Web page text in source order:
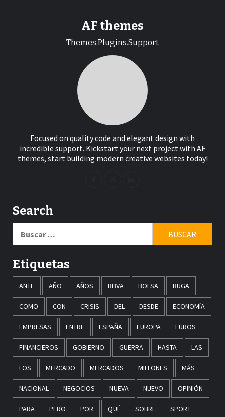
AF themes
Themes.Plugins.Support
Focused on quality code and elegant design with
incredible support. Kickstart your next project with AF
themes, start building modern creative websites today!
Search
Etiquetas
ANTE AÑO AÑOS BBVA BOLSA BUGA
COMO CON CRISIS DEL DESDE ECONOMÍA
EMPRESAS ENTRE ESPAÑA EUROPA EUROS
FINANCIEROS GOBIERNO GUERRA HASTA LAS
LOS MERCADO MERCADOS MILLONES MÁS
NACIONAL NEGOCIOS NUEVA NUEVO OPINIÓN
PARA PERO POR QUÉ SOBRE SPORT